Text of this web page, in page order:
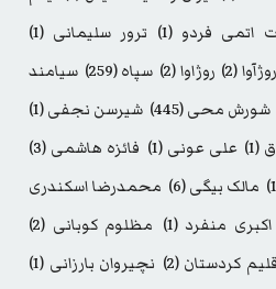
اتمی فردو (1) ترور سلیمانی (1)
روژآوا(2) روژاوا(2) سپاه(259)
سیامند
شورش محی(445) شیرسن نجفی(1)
(1) علی عونی (1) فائزه هاشمی (3)
مالک بیگی(6)
محمدرضا اسکندری
منفرد (1) مظلوم کوبانی (2)
کردستان (2) نچیروان بارزانی (1)